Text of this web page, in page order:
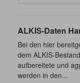
ALKIS-Daten
Bei den hier
dem ALKIS-
aufbereitete und
werden in den...